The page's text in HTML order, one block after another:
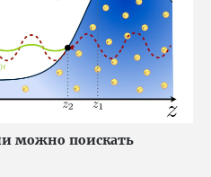
можно поискать